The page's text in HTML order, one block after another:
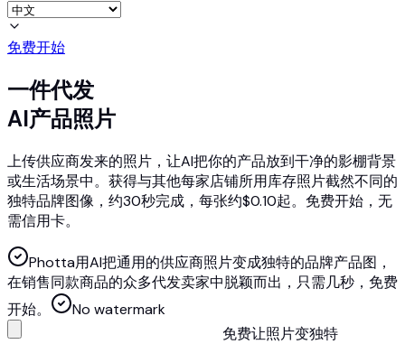
免费开始
一件代发
AI产品照片
上传供应商发来的照片，让AI把你的产品放到干净的影棚背景
或生活场景中。获得与其他每家店铺所用库存照片截然不同的
独特品牌图像，约30秒完成，每张约$0.10起。免费开始，无
需信用卡。
Photta用AI把通用的供应商照片变成独特的品牌产品图，
在销售同款商品的众多代发卖家中脱颖而出，只需几秒，免费
开始。
No watermark
免费让照片变独特